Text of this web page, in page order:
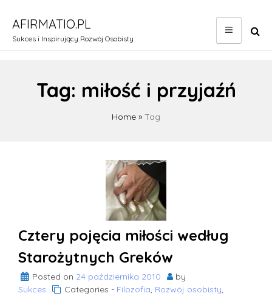
content
AFIRMATIO.PL
Sukces i Inspirujący Rozwój Osobisty
Tag: miłość i przyjaźń
Home » Tag
Cztery pojęcia miłości według
Starożytnych Greków
Posted on 24 października 2010
by
Sukces
Categories - Filozofia, Rozwój osobisty,